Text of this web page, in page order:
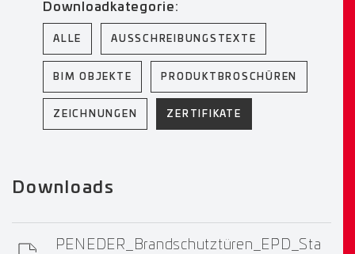
Downloadkategorie:
ALLE AUSSCHREIBUNGSTEXTE
BIM OBJEKTE PRODUKTBROSCHÜREN
ZEICHNUNGEN ZERTIFIKATE
Downloads
PENEDER_Brandschutztüren_EPD_Sta